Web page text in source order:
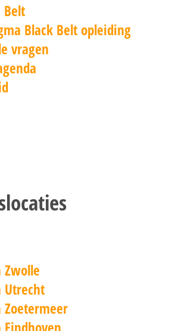
Belt
Black Belt opleiding
vragen
Utrecht